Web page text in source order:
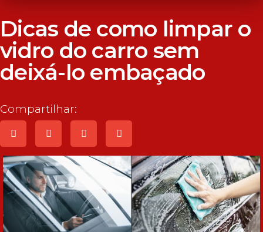
Dicas de como limpar o
vidro do carro sem
deixá-lo embaçado
Compartilhar: